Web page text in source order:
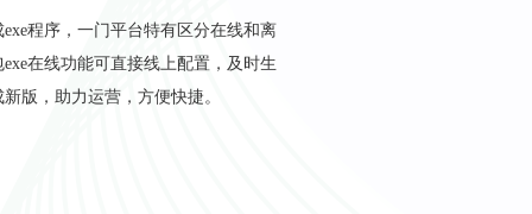
程序，一门平台特有区分在线和离
在线功能可直接线上配置，及时生
版，助力运营，方便快捷。